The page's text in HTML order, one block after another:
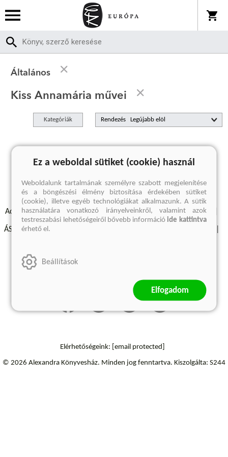
Általános
Kiss Annamária művei
Kategóriák Rendezés
A keresett kifejezésre nincs találat
Adatvédelmi szabályzatok Elállási felmondási nyilatkozat
ÁSZF - Vásárlási feltételek
Szállítási információk
Elérhetőségeink: [email protected]
© 2026 Alexandra Könyvesház. Minden jog fenntartva. Kiszolgálta: S244
Ez a weboldal sütiket (cookie) használ
Weboldalunk tartalmának személyre szabott megjelenítése
és a böngészési élmény biztosítása érdekében sütiket
(cookie), illetve egyéb technológiákat alkalmazunk. A sütik
használatára vonatkozó irányelveinkről, valamint azok
testreszabási lehetőségeiről bővebb információide kattintva
érhető el.
Beállítások
Elfogadom